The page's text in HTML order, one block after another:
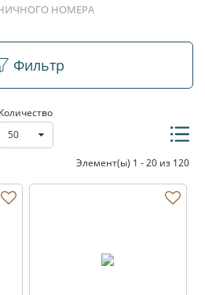
НОМЕРА
для
номера
Фильтр
Количество
50
Элемент(ы) 1 - 20 из 120